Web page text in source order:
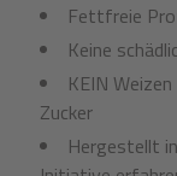
Fettfreie
Keine
KEIN
Zucker
Hergestellt